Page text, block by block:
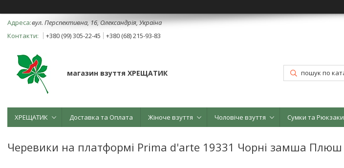
вул. Перспективна, 16, Олександрія, Україна
+380 (99) 305-22-45
+380 (68) 215-93-83
магазин взуття ХРЕЩАТИК
ХРЕЩАТИК Доставка та Оплата Жіноче взуття Чоловіче взуття Сумки та Рюкзаки
Черевики на платформі Prima d'arte 19331 Чорні замша Плюш